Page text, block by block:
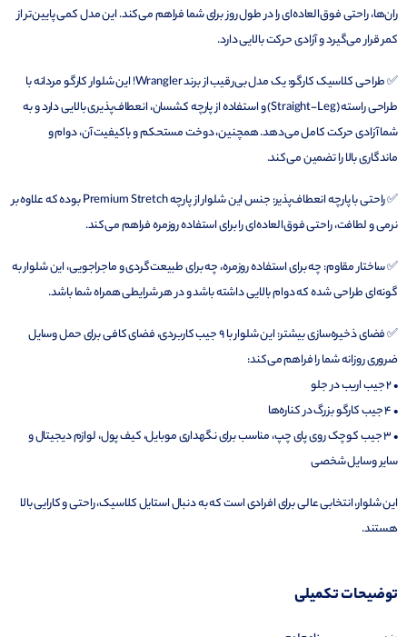
ران‌ها، راحتی فوق‌العاده‌ای را در طول روز برای شما فراهم می‌کند. این مدل کمی پایین‌تر از
کمر قرار می‌گیرد و آزادی حرکت بالایی دارد.
✅ طراحی کلاسیک کارگو: یک مدل بی‌رقیب از برند Wrangler! این شلوار کارگو مردانه با
طراحی راسته (Straight-Leg) و استفاده از پارچه کشسان، انعطاف‌پذیری بالایی دارد و به
شما آزادی حرکت کامل می‌دهد. همچنین، دوخت مستحکم و باکیفیت آن، دوام و
ماندگاری بالا را تضمین می‌کند.
✅ راحتی با پارچه انعطاف‌پذیر: جنس این شلوار از پارچه Premium Stretch بوده که علاوه بر
نرمی و لطافت، راحتی فوق‌العاده‌ای را برای استفاده روزمره فراهم می‌کند.
✅ ساختار مقاوم: چه برای استفاده روزمره، چه برای طبیعت‌گردی و ماجراجویی، این شلوار به
گونه‌ای طراحی شده که دوام بالایی داشته باشد و در هر شرایطی همراه شما باشد.
✅ فضای ذخیره‌سازی بیشتر: این شلوار با ۹ جیب کاربردی، فضای کافی برای حمل وسایل
ضروری روزانه شما را فراهم می‌کند:
• ۲ جیب اریب در جلو
• ۴ جیب کارگو بزرگ در کناره‌ها
• ۳ جیب کوچک روی پای چپ، مناسب برای نگهداری موبایل، کیف پول، لوازم دیجیتال و
سایر وسایل شخصی
این شلوار، انتخابی عالی برای افرادی است که به دنبال استایل کلاسیک، راحتی و کارایی بالا
هستند.
توضیحات تکمیلی